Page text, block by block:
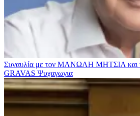
Συναυλία με τον ΜΑΝΩΛΗ ΜΗΤΣΙΑ και
GRAVAS Ψυχαγωγια